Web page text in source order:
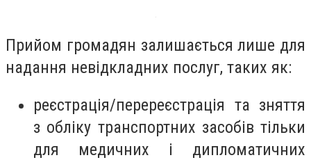
Прийом громадян залишається лише для
надання невідкладних послуг, таких як:
реєстрація/перереєстрація та зняття
з обліку транспортних засобів тільки
для медичних і дипломатичних